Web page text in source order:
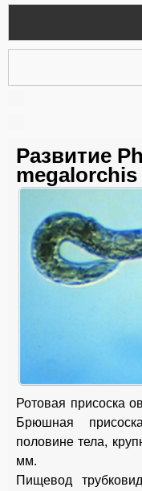
Развитие
megalorchis
Ротовая присоска
Брюшная
половине тела,
мм.
Пищевод